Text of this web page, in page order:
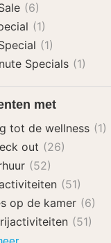
(6)
(1)
(1)
Specials (1)
met
tot de wellness (1)
out (26)
(52)
(51)
op de kamer (6)
(51)
Arrangementen